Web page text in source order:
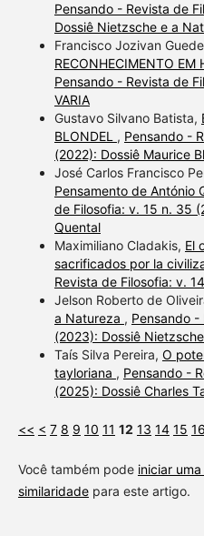
Pensando - Revista de
Dossiê Nietzsche e a
Francisco Jozivan
RECONHECIMENTO EM
Pensando - Revista de
VARIA
Gustavo Silvano Batista,
BLONDEL , Pensando -
(2022): Dossiê Maurice
José Carlos Francisco
Pensamento de António
de Filosofia: v. 15 n. 35
Quental
Maximiliano Cladakis, El
sacrificados por la
Revista de Filosofia: v.
Jelson Roberto de
a Natureza , Pensando -
(2023): Dossiê
Taís Silva Pereira, O
tayloriana , Pensando -
(2025): Dossiê Charles
<< < 7 8 9 10 11 12 13 14 15 16
Você também pode iniciar
similaridadepara este artigo.